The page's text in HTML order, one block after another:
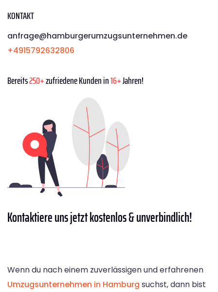
KONTAKT
anfrage@hamburgerumzugsunternehmen.de
+4915792632806
Bereits250+zufriedene Kunden in16+Jahren!
Kontaktiereuns jetzt kostenlos & unverbindlich!
Wenn du nach einem zuverlässigen und erfahrenen
Umzugsunternehmen in Hamburg suchst, dann bist